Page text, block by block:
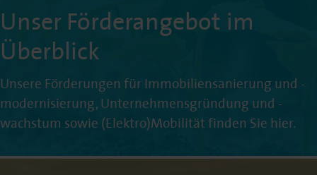
Unser Förderangebot im
Überblick
Unsere Förderungen für Immobiliensanierung und -
modernisierung, Unternehmensgründung und -
wachstum sowie (Elektro)Mobilität finden Sie hier.